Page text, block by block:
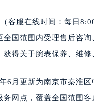
客服在线时间：每日
国范围内受理售后咨
得关于腕表保养、维修
6月更新为南京市秦淮
网点，覆盖全国范围